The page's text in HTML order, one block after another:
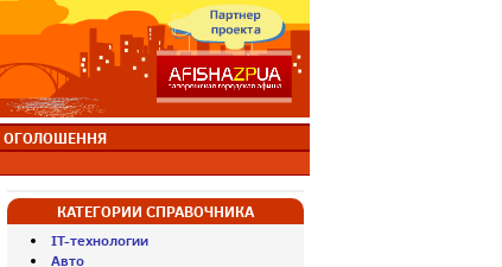
ОГОЛОШЕННЯ
КАТЕГОРИИ СПРАВОЧНИКА
IT-технологии
Авто